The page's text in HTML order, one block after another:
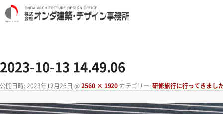
2023-10-13 14.49.06
公開日時: 2023年12月26日 @ 2560 × 1920 カテゴリー: 研修旅行に行ってきまし